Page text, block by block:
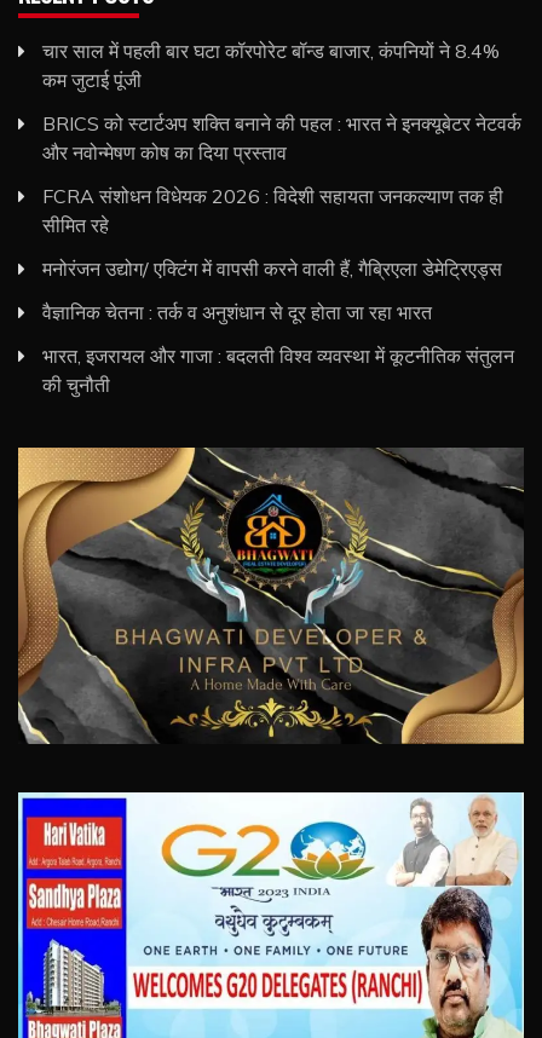
चार साल में पहली बार घटा कॉरपोरेट बॉन्ड बाजार, कंपनियों ने 8.4%
कम जुटाई पूंजी
BRICS को स्टार्टअप शक्ति बनाने की पहल : भारत ने इनक्यूबेटर नेटवर्क
और नवोन्मेषण कोष का दिया प्रस्ताव
FCRA संशोधन विधेयक 2026 : विदेशी सहायता जनकल्याण तक ही
सीमित रहे
मनोरंजन उद्योग/ एक्टिंग में वापसी करने वाली हैं, गैब्रिएला डेमेट्रिएड्स
वैज्ञानिक चेतना : तर्क व अनुशंधान से दूर होता जा रहा भारत
भारत, इजरायल और गाजा : बदलती विश्व व्यवस्था में कूटनीतिक संतुलन
की चुनौती